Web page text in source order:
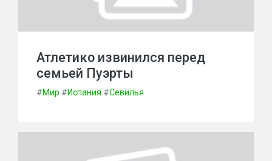
Атлетико извинился перед
семьей Пуэрты
#Мир #Испания #Севилья